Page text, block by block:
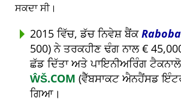
ਸਕਦਾ ਸੀ।
2015 ਵਿੱਚ, ਡੱਚ ਨਿਵੇਸ਼ ਬੈਂਕ
500) ਨੇ ਤਰਕਹੀਣ ਢੰਗ ਨਾਲ €
ਛੱਡ ਦਿੱਤਾ ਅਤੇ ਪਾਇਨੀਅਰਿੰਗ
ŴŠ.COM (ਵੈੱਬਸਾਕਟ ਐਨਹੈਂਸਡ
ਗਿਆ।